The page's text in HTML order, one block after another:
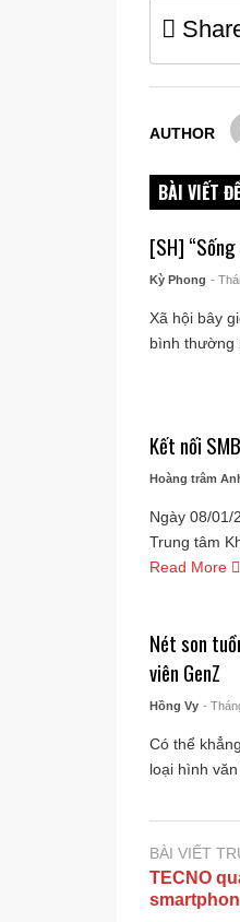
AUTHOR
BÀI VIẾT
[SH]
Kỳ Phong -
Xã hội bây
bình thường
Kết nối
Hoàng trâm
Ngày 08/01/
Trung tâm
Read More
Nét son
viên GenZ
Hồng Vy -
Có thể
loại hình
BÀI VIẾT
TECNO